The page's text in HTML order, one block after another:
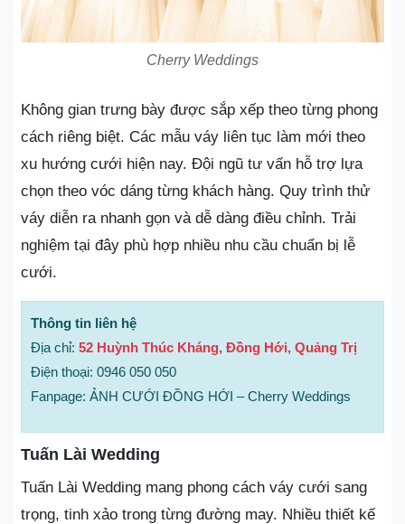
Cherry Weddings
Không gian trưng bày được sắp xếp theo từng phong
cách riêng biệt. Các mẫu váy liên tục làm mới theo
xu hướng cưới hiện nay. Đội ngũ tư vấn hỗ trợ lựa
chọn theo vóc dáng từng khách hàng. Quy trình thử
váy diễn ra nhanh gọn và dễ dàng điều chỉnh. Trải
nghiệm tại đây phù hợp nhiều nhu cầu chuẩn bị lễ
cưới.
Thông tin liên hệ
Địa chỉ: 52 Huỳnh Thúc Kháng, Đồng Hới, Quảng Trị
Điện thoại: 0946 050 050
Fanpage: ẢNH CƯỚI ĐỒNG HỚI – Cherry Weddings
Tuấn Lài Wedding
Tuấn Lài Wedding mang phong cách váy cưới sang
trọng, tinh xảo trong từng đường may. Nhiều thiết kế